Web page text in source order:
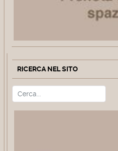
RICERCA NEL SITO
Cerca